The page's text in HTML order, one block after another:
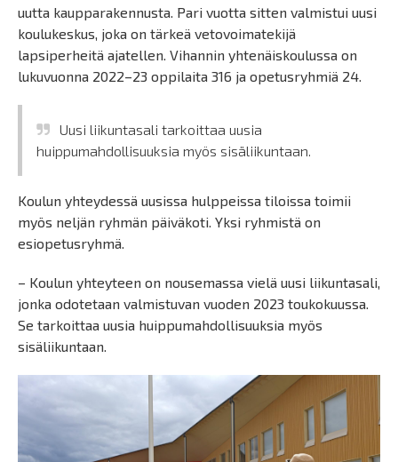
uutta kaupparakennusta. Pari vuotta sitten valmistui uusi
koulukeskus, joka on tärkeä vetovoimatekijä
lapsiperheitä ajatellen. Vihannin yhtenäiskoulussa on
lukuvuonna 2022–23 oppilaita 316 ja opetusryhmiä 24.
Uusi liikuntasali tarkoittaa uusia
huippumahdollisuuksia myös sisäliikuntaan.
Koulun yhteydessä uusissa hulppeissa tiloissa toimii
myös neljän ryhmän päiväkoti. Yksi ryhmistä on
esiopetusryhmä.
– Koulun yhteyteen on nousemassa vielä uusi liikuntasali,
jonka odotetaan valmistuvan vuoden 2023 toukokuussa.
Se tarkoittaa uusia huippumahdollisuuksia myös
sisäliikuntaan.